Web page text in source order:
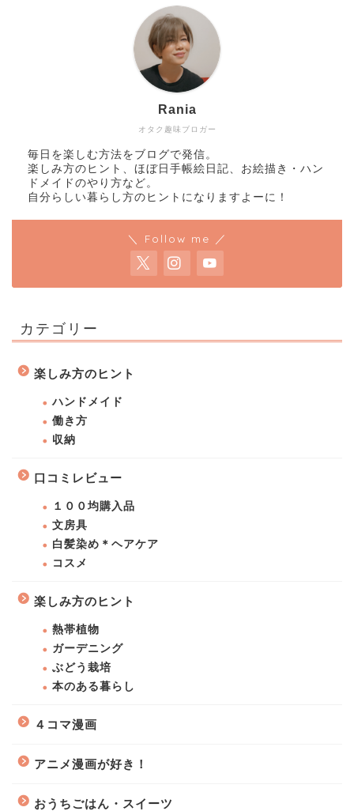
オタク趣味ブロガー
Rania
毎日を楽しむ方法をブログで発信。
楽しみ方のヒント、ほぼ日手帳絵日記、お絵描き・ハン
ドメイドのやり方など。
自分らしい暮らし方のヒントになりますよーに！
＼ Follow me ／
カテゴリー
楽しみ方のヒント
ハンドメイド
働き方
収納
口コミレビュー
１００均購入品
文房具
白髪染め＊ヘアケア
コスメ
楽しみ方のヒント
熱帯植物
ガーデニング
ぶどう栽培
本のある暮らし
４コマ漫画
アニメ漫画が好き！
おうちごはん・スイーツ